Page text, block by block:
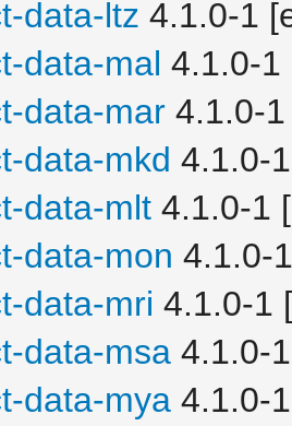
data-ltz 4.1.0-1
data-mal 4.1.0-1
data-mar4.1.0-1
data-mkd 4.1.0-
data-mlt4.1.0-1
data-mon 4.1.0-
data-mri 4.1.0-1
data-msa4.1.0-
data-mya4.1.0-